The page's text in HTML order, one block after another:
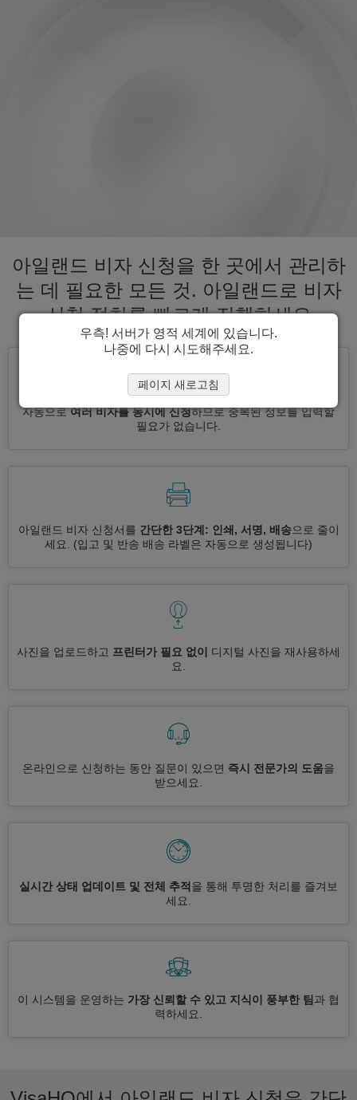
아일랜드 비자 신청을 한 곳에서 관리하
는 데 필요한 모든 것. 아일랜드로 비자
신청 절차를 빠르게 진행하세요
자동으로여러 비자를 동시에 신청하므로 중복된 정보를 입력할
필요가 없습니다.
아일랜드 비자 신청서를 간단한 3단계: 인쇄, 서명, 배송으로 줄이
세요.
(입고 및 반송 배송 라벨은 자동으로 생성됩니다)
사진을 업로드하고 프린터가 필요 없이
디지털 사진을 재사용하세
요.
온라인으로 신청하는 동안 질문이 있으면 즉시 전문가의 도움을
받으세요.
실시간 상태 업데이트 및 전체 추적 을 통해 투명한 처리를 즐겨보
세요.
이 시스템을 운영하는 가장 신뢰할 수 있고 지식이 풍부한 팀 과 협
력하세요.
우측! 서버가 영적 세계에 있습니다.
나중에 다시 시도해주세요.
페이지 새로고침